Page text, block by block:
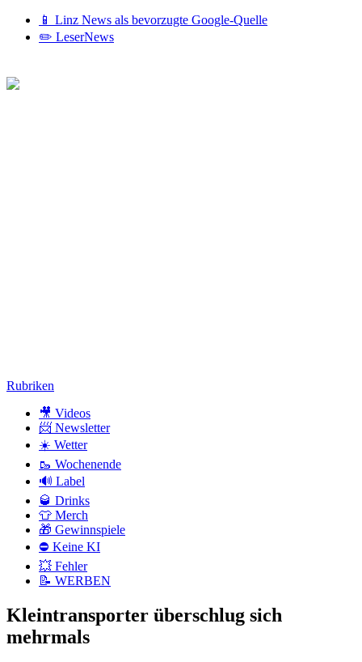
📱 Linz News als bevorzugte Google-Quelle
✏️ LeserNews
Zum
Rubriken
🎥 Videos
📨 Newsletter
☀️ Wetter
🥾 Wochenende
🔊 Label
🥃 Drinks
👕 Merch
🎁 Gewinnspiele
⛔ Keine KI
💥 Fehler
📝 WERBEN
Kleintransporter überschlug sich
mehrmals